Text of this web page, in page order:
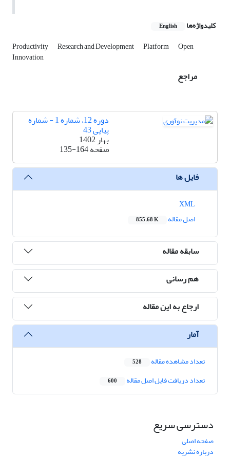
کلیدواژه‌ها English
Productivity Research and Development Platform Open
Innovation
مراجع
دوره 12، شماره 1 - شماره
پیاپی 43
بهار 1402
صفحه135-164
فایل ها
اصل مقاله
855.68 K
سابقه مقاله
هم رسانی
ارجاع به این مقاله
آمار
تعداد مشاهده مقاله 528
تعداد دریافت فایل اصل مقاله 600
دسترسی سریع
صفحه اصلی
درباره نشریه